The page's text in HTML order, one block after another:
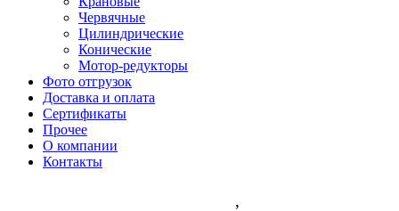
Червячные
Цилиндрические
Конические
Мотор-редукторы
Фото отгрузок
Доставка и оплата
Сертификаты
Прочее
О компании
Контакты
,